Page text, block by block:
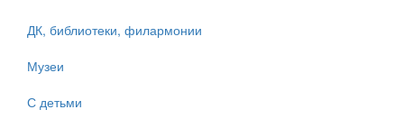
ДК, библиотеки, филармонии
Музеи
С детьми